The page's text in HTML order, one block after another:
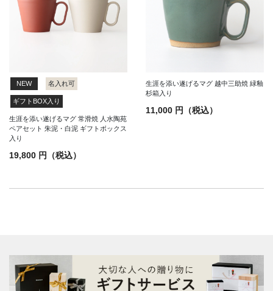
NEW 名入れ可
ギフトBOX入り
生涯を添い遂げるマグ 常滑焼 人水陶苑
ペアセット 朱泥・白泥 ギフトボックス
入り
19,800 円（税込）
生涯を添い遂げるマグ 越中三助焼 緑釉
杉箱入り
11,000 円（税込）